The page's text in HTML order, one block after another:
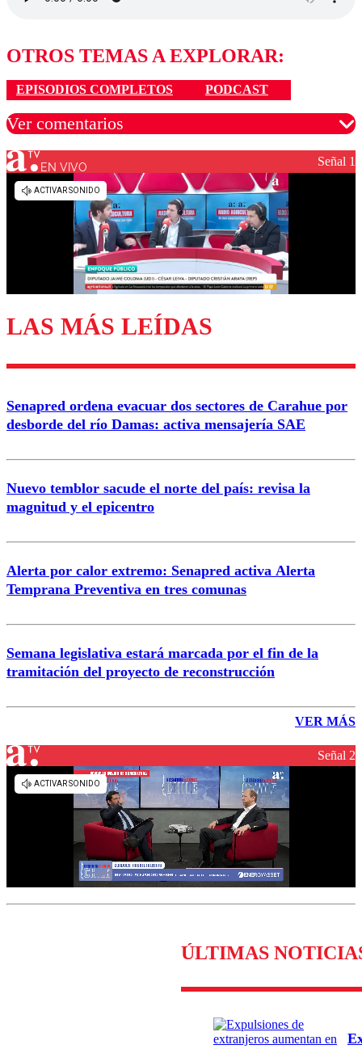
OTROS TEMAS A EXPLORAR:
EPISODIOS COMPLETOS PODCAST
Ver comentarios
Los comentarios son moderados para garantizar un
diálogo respetuoso.
Enviar comentario
EN VIVO Señal 1
LAS MÁS LEÍDAS
Senapred ordena evacuar dos sectores de Carahue por
desborde del río Damas: activa mensajería SAE
Nuevo temblor sacude el norte del país: revisa la
magnitud y el epicentro
Alerta por calor extremo: Senapred activa Alerta
Temprana Preventiva en tres comunas
Semana legislativa estará marcada por el fin de la
tramitación del proyecto de reconstrucción
VER MÁS
Señal 2
ÚLTIMAS